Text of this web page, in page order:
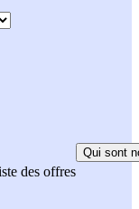
des offres
Qui sont